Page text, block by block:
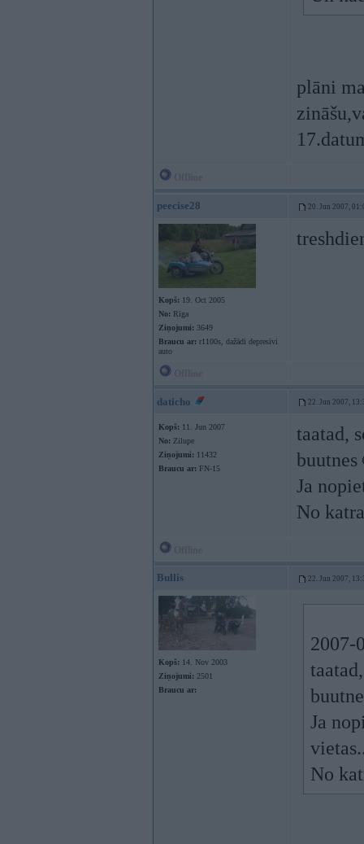
plāni
peecise28 20. Jun 2007,
Kopš: 19. Oct 2005
No: Rīga
Ziņojumi: 3649
Braucu ar: r1100s, dažādi depresīvi
auto
daticho 22. Jun 2007,
Kopš: 11. Jun 2007
No: Zilupe
Ziņojumi: 11432
Braucu ar: FN-15
taatad,
buutnes
Ja
No
Bullis 22. Jun 2007,
Kopš: 14. Nov 2003
Ziņojumi: 2501
Braucu ar:
2007-
Ja
No